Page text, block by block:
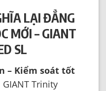
LẠI ĐẲNG
MỚI – GIANT
SL
– Kiểm soát tốt
Trinity